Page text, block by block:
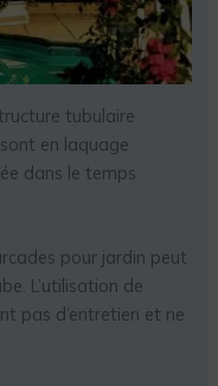
tubulaire
en laquage
dans le temps
pour jardin peut
L’utilisation de
pas d’entretien et ne